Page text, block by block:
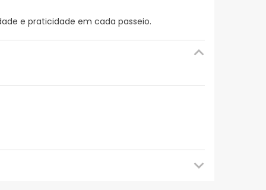
e praticidade em cada passeio.